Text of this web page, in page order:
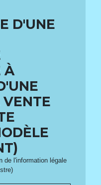
D'UNE
À
VENTE
de l'information légale